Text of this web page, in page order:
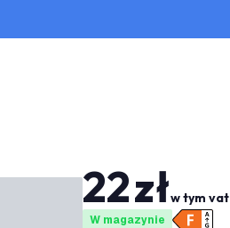
22złw tym vat
W magazynie